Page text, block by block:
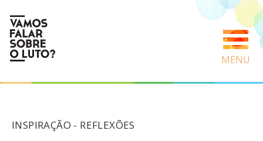
MENU
INSPIRAÇÃO - REFLEXÕES